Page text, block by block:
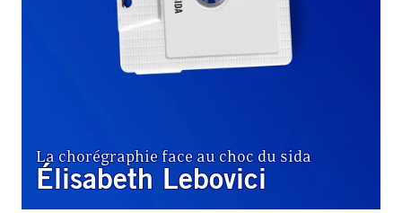
La chorégraphie face au choc du sida
Élisabeth Lebovici